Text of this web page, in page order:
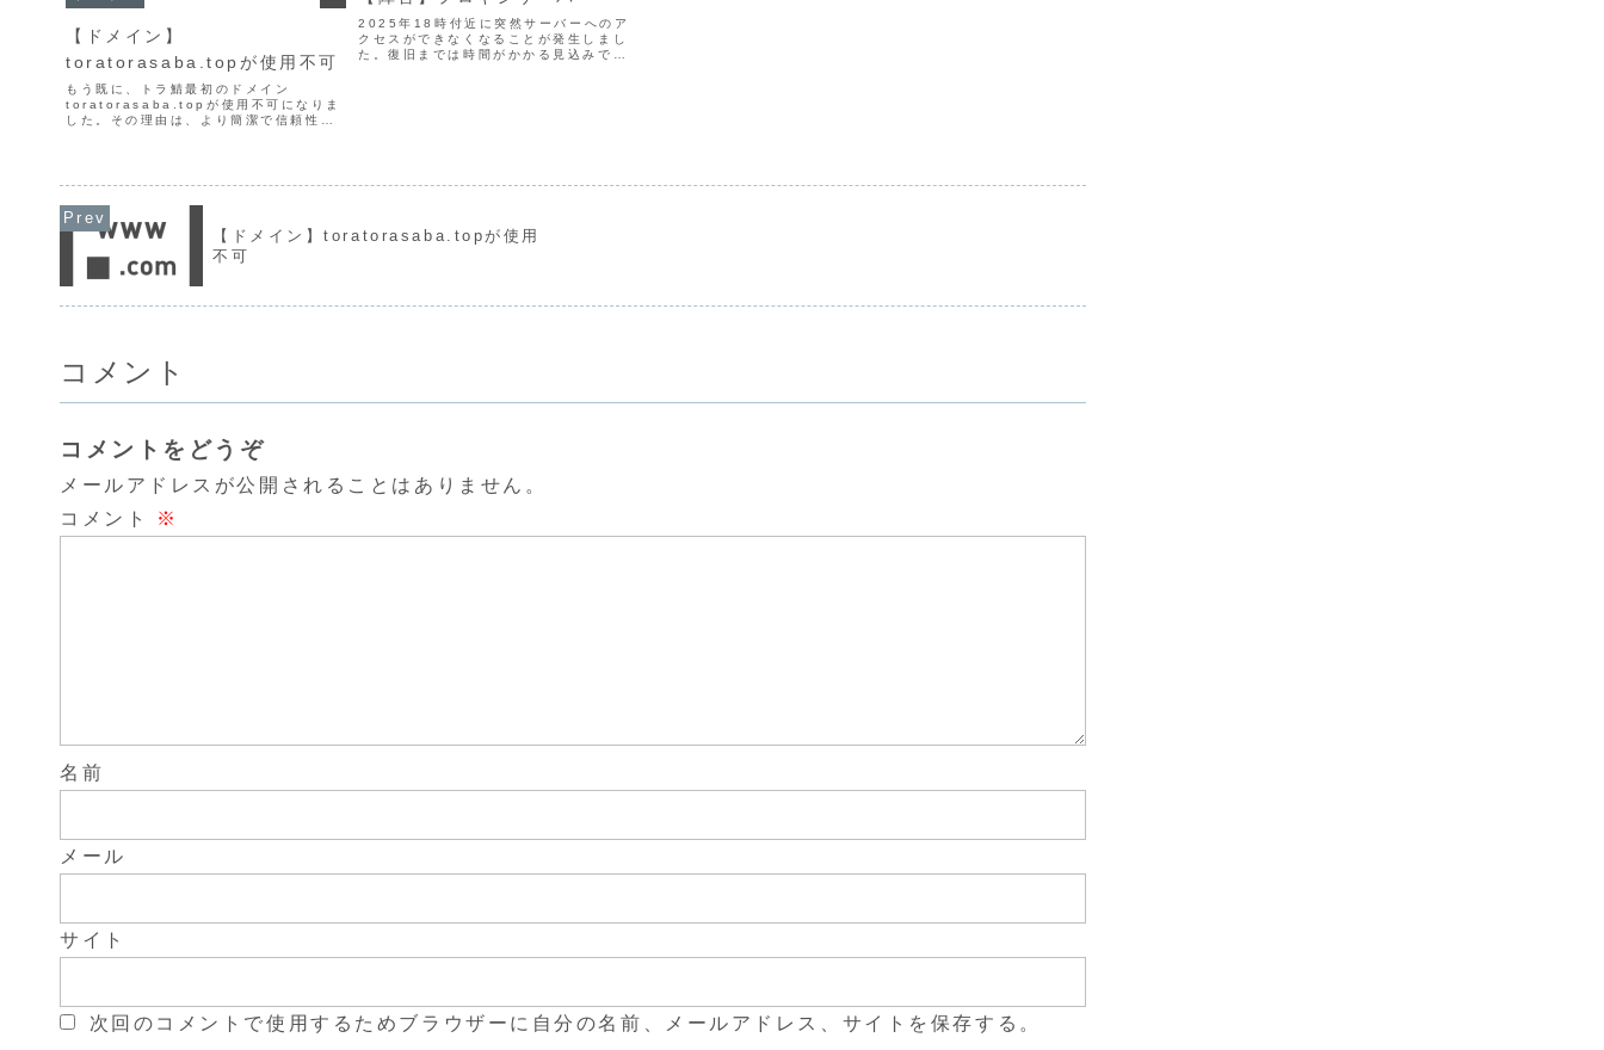
【ドメイン】
toratorasaba.topが使用不可
もう既に、トラ鯖最初のドメイン
toratorasaba.topが使用不可になりま
した。その理由は、より簡潔で信頼性の
2025年18時付近に突然サーバーへのア
クセスができなくなることが発生しまし
た。復旧までは時間がかかる見込みです
【ドメイン】toratorasaba.topが使用
不可
コメント
コメントをどうぞ
メールアドレスが公開されることはありません。
コメント
※
名前
メール
サイト
次回のコメントで使用するためブラウザーに自分の名前、メールアドレス、サイトを保存する。